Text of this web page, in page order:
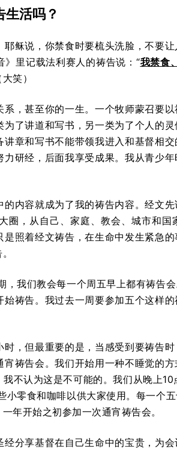
活吗？
稣说，你禁食时要梳头洗脸，不要
里记载法利赛人的祷告说：“我禁食
笑）
，甚至你的一生。一个牧师蒙召要
了讲道和写书，另一类为了个人的
章和写书不能带领我进入和基督相
研经，后面我享受成果。我从青少
内容就成为了我的祷告内容。经文
圈，从自己、家庭、教会、城市和
照着经文祷告，在生命中发生紧急
我们教会每一个周五早上都有祷告
祷告。我过去一周要参加五个这样
，但最重要的是，当感受到要祷告
祷告会。我们开始用一种不睡觉的
不认为这是不可能的。我们从晚上
零食和咖啡以供大家使用。每一个
年开始之初参加一次通宵祷告会。
分享基督在自己生命中的宝贵，为